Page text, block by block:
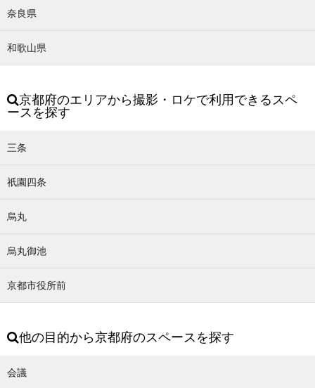
奈良県
和歌山県
京都府のエリアから撮影・ロケで利用できるスペ
ースを探す
三条
祇園四条
烏丸
烏丸御池
京都市役所前
他の目的から京都府のスペースを探す
会議